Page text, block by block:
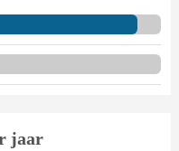
jaar